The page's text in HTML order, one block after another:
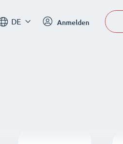
DE Anmelden